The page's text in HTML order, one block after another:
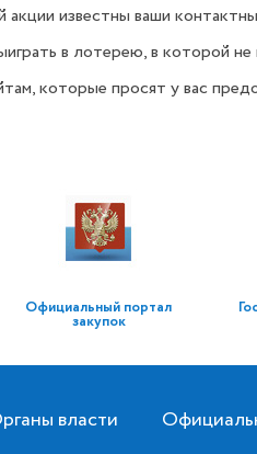
акции известны ваши
в лотерею, в которой не
которые просят у вас
Официальный портал
закупок
власти